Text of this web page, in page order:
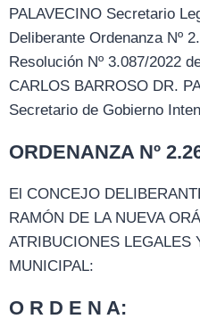
PALAVECINO Secretario
Deliberante Ordenanza Nº
Resolución Nº 3.087/2022
CARLOS BARROSO DR.
Secretario de Gobierno
ORDENANZA Nº
El CONCEJO
RAMÓN DE LA NUEVA
ATRIBUCIONES LEGALES
MUNICIPAL:
O R D E N A: